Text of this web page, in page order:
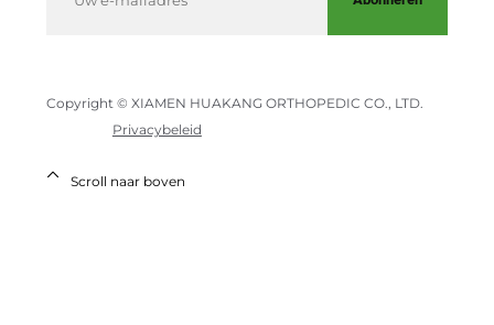
Copyright © XIAMEN HUAKANG ORTHOPEDIC CO., LTD.
Privacybeleid
Scroll naar boven